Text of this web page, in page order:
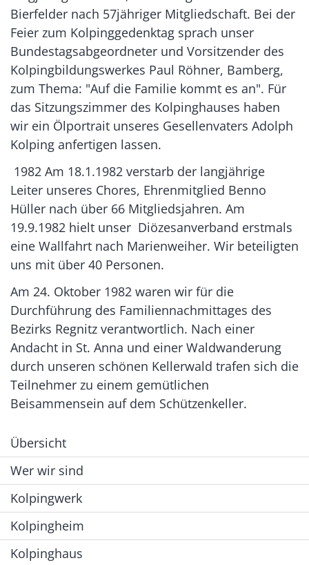
Bierfelder nach 57jähriger Mitgliedschaft. Bei der
Feier zum Kolpinggedenktag sprach unser
Bundestagsabgeordneter und Vorsitzender des
Kolpingbildungswerkes Paul Röhner, Bamberg,
zum Thema: "Auf die Familie kommt es an". Für
das Sitzungszimmer des Kolpinghauses haben
wir ein Ölportrait unseres Gesellenvaters Adolph
Kolping anfertigen lassen.
1982 Am 18.1.1982 verstarb der langjährige
Leiter unseres Chores, Ehrenmitglied Benno
Hüller nach über 66 Mitgliedsjahren. Am
19.9.1982 hielt unser Diözesanverband erstmals
eine Wallfahrt nach Marienweiher. Wir beteiligten
uns mit über 40 Personen.
Am 24. Oktober 1982 waren wir für die
Durchführung des Familiennachmittages des
Bezirks Regnitz verantwortlich. Nach einer
Andacht in St. Anna und einer Waldwanderung
durch unseren schönen Kellerwald trafen sich die
Teilnehmer zu einem gemütlichen
Beisammensein auf dem Schützenkeller.
Übersicht
Wer wir sind
Kolpingwerk
Kolpingheim
Kolpinghaus